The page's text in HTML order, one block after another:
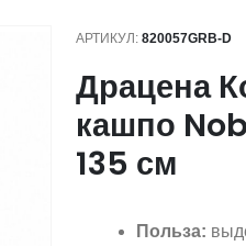
АРТИКУЛ: 820057GRB-D
Драцена
кашпо
135 см
Польза: